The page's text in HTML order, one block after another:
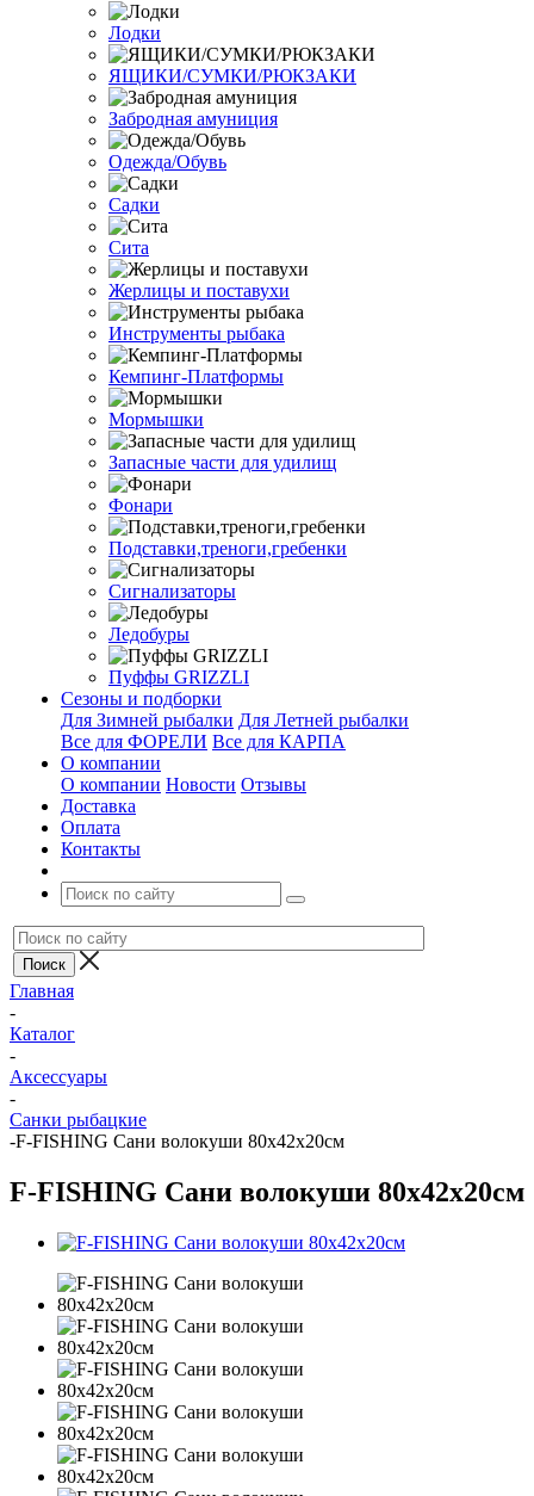
Лодки
ЯЩИКИ/СУМКИ/РЮКЗАКИ
Забродная амуниция
Одежда/Обувь
Садки
Сита
Жерлицы и поставухи
Инструменты рыбака
Кемпинг-Платформы
Мормышки
Запасные части для удилищ
Фонари
Подставки,треноги,гребенки
Сигнализаторы
Ледобуры
Пуффы GRIZZLI
Сезоны и подборки
Для Зимней рыбалки Для Летней рыбалки
Все для ФОРЕЛИ Все для КАРПА
О компании
О компании Новости Отзывы
Доставка
Оплата
Контакты
Главная
-
Каталог
-
Аксессуары
-
Санки рыбацкие
-F-FISHING Сани волокуши 80х42х20см
F-FISHING Сани волокуши 80х42х20см